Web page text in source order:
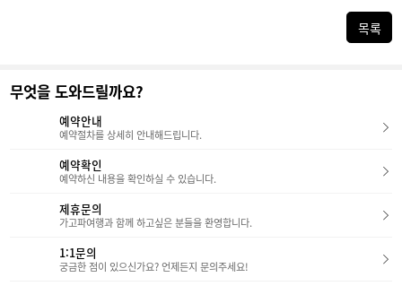
목록
무엇을 도와드릴까요?
예약안내
예약절차를 상세히 안내해드립니다.
예약확인
예약하신 내용을 확인하실 수 있습니다.
제휴문의
가고파여행과 함께 하고싶은 분들을 환영합니다.
1:1문의
궁금한 점이 있으신가요? 언제든지 문의주세요!